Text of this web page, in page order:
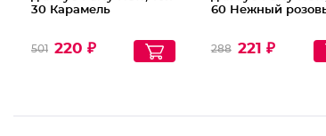
30 Карамель
501 220 ₽
60 Нежный
288 221 ₽